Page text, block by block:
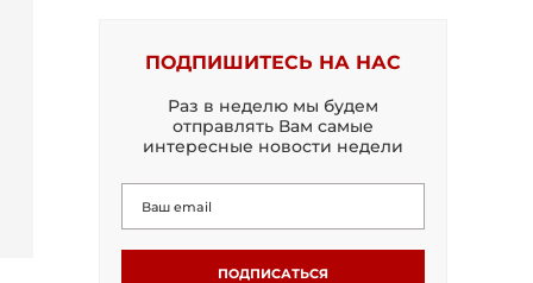
ПОДПИШИТЕСЬ НА НАС
Раз в неделю мы будем
отправлять Вам самые
интересные новости недели
ПОДПИСАТЬСЯ